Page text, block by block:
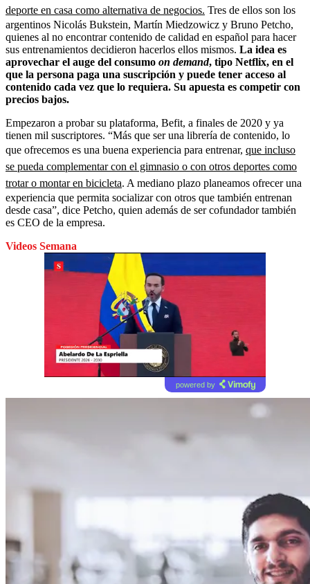
deporte en casa como alternativa de negocios. Tres de ellos son los
argentinos Nicolás Bukstein, Martín Miedzowicz y Bruno Petcho,
quienes al no encontrar contenido de calidad en español para hacer
sus entrenamientos decidieron hacerlos ellos mismos. La idea es
aprovechar el auge del consumo on demand, tipo Netflix, en el
que la persona paga una suscripción y puede tener acceso al
contenido cada vez que lo requiera. Su apuesta es competir con
precios bajos.
Empezaron a probar su plataforma, Befit, a finales de 2020 y ya
tienen mil suscriptores. “Más que ser una librería de contenido, lo
que ofrecemos es una buena experiencia para entrenar, que incluso
se pueda complementar con el gimnasio o con otros deportes como
trotar o montar en bicicleta. A mediano plazo planeamos ofrecer una
experiencia que permita socializar con otros que también entrenan
desde casa”, dice Petcho, quien además de ser cofundador también
es CEO de la empresa.
Videos Semana
powered by